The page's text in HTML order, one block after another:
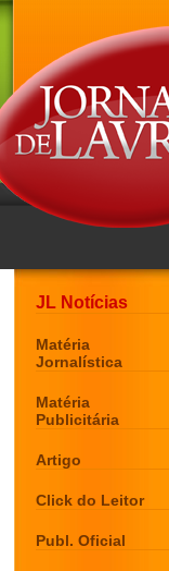
JL Notícias
Matéria
Jornalística
Matéria
Publicitária
Artigo
Click do Leitor
Publ. Oficial